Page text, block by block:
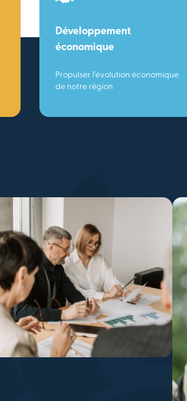
Développement
économique
Propulser l’évolution économique
de notre région